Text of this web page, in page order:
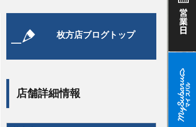
枚方店ブログトップ
店舗詳細情報